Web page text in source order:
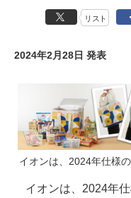
リスト
2024年2月28日 発表
イオンは、2024年仕様
イオンは、2024年仕